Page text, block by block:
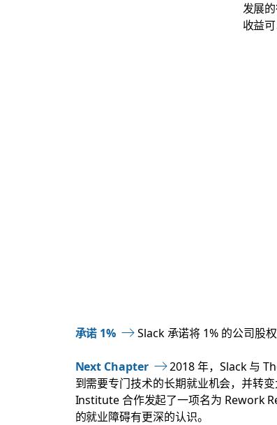
发展
收益
承诺 1%
Slack 承诺将 1% 的公司股
Next Chapter
2018 年，Slack 与
到需要专门技术的长期就业机会，并转
Institute 合作发起了一项名为 Rework
的就业障碍有更深的认识。